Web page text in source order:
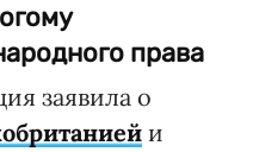
права
заявила о
и